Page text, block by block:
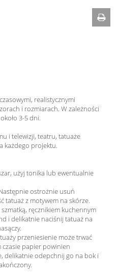
realistycznymi
i rozmiarach. W zależności
3-5 dni.
i telewizji, teatru, tatuaże
każdego projektu.
użyj tonika lub ewentualnie
ostrożnie usuń
tatuaż z motywem na skórze.
ręcznikiem kuchennym
i delikatnie naciśnij tatuaż na
przeniesienie może trwać
papier powinien
delikatnie odepchnij go na bok i